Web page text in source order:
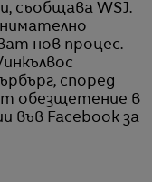
съобщава WSJ.
нов процес.
според
обезщетение в
във Facebook за